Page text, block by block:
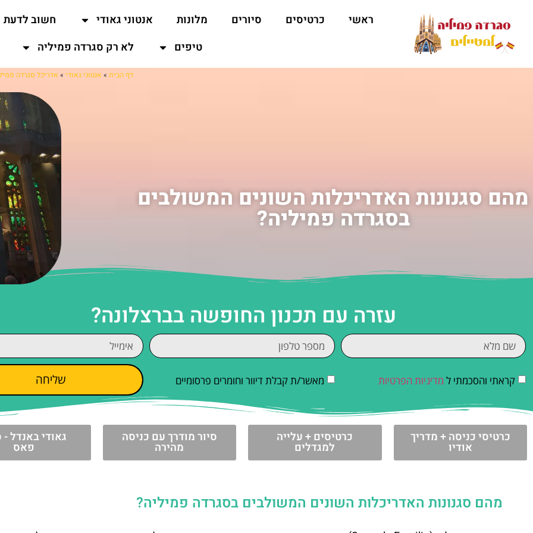
ראשי כרטיסים סיורים מלונות אנטוני גאודי
חשוב לדעת
טיפים
לא רק סגרדה פמיליה
מהם סגנונות האדריכלות השונים המשולבים
בסגרדה פמיליה?
דף הבית » אנטוני גאודי » אדריכל סגרדה
עזרה עם תכנון החופשה בברצלונה?
קראתי והסכמתי ל מדיניות הפרטיות מאשר/ת קבלת דיוור וחומרים פרסומיים שליחה
כרטיסי כניסה + מדריך
אודיו
כרטיסים + עלייה
למגדלים
סיור מודרך עם כניסה
מהירה
גאודי באנדל -
פאס
מהם סגנונות האדריכלות השונים המשולבים בסגרדה פמיליה?